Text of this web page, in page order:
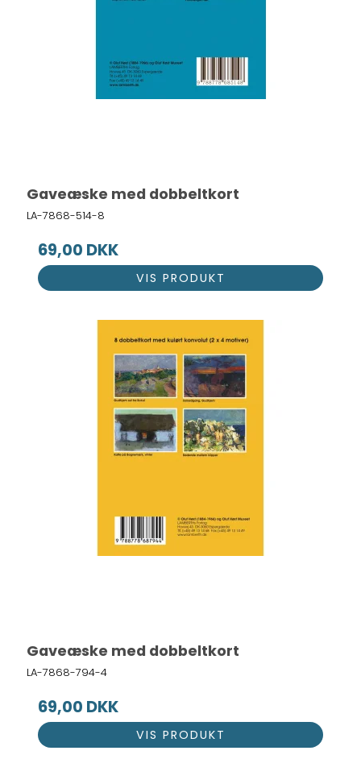
Gaveæske med dobbeltkort
LA-7868-514-8
69,00 DKK
VIS PRODUKT
Gaveæske med dobbeltkort
LA-7868-794-4
69,00 DKK
VIS PRODUKT